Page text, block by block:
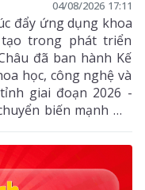
04/08/2026 17:11
đẩy ứng dụng khoa
trong phát triển
đã ban hành Kế
học, công nghệ và
giai đoạn 2026 -
biến mạnh mẽ
huy vai trò của
tạo và chuyển đổi
các mục tiêu phát